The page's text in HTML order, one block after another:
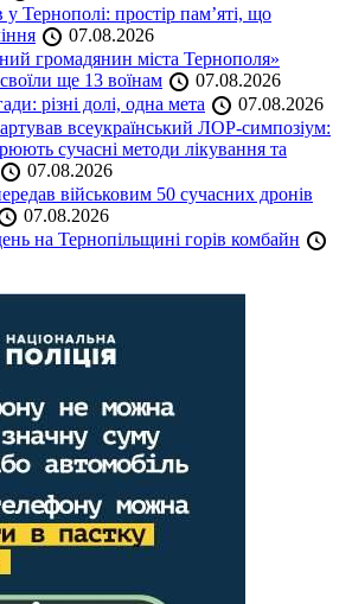
Тернополі: простір пам’яті, що
07.08.2026
громадянин міста Тернополя»
ще 13 воїнам
07.08.2026
різні долі, одна мета
07.08.2026
всеукраїнський ЛОР-симпозіум:
сучасні методи лікування та
07.08.2026
військовим 50 сучасних дронів
07.08.2026
на Тернопільщині горів комбайн